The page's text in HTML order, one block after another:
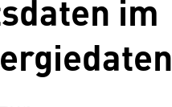
im